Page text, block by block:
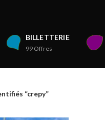
BILLETTERIE
99 Offres
“crepy”